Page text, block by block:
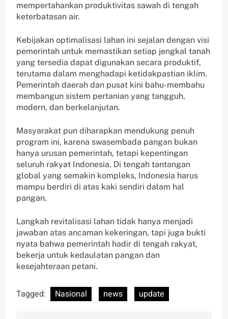
mempertahankan produktivitas sawah di tengah
keterbatasan air.
Kebijakan optimalisasi lahan ini sejalan dengan visi
pemerintah untuk memastikan setiap jengkal tanah
yang tersedia dapat digunakan secara produktif,
terutama dalam menghadapi ketidakpastian iklim.
Pemerintah daerah dan pusat kini bahu-membahu
membangun sistem pertanian yang tangguh,
modern, dan berkelanjutan.
Masyarakat pun diharapkan mendukung penuh
program ini, karena swasembada pangan bukan
hanya urusan pemerintah, tetapi kepentingan
seluruh rakyat Indonesia. Di tengah tantangan
global yang semakin kompleks, Indonesia harus
mampu berdiri di atas kaki sendiri dalam hal
pangan.
Langkah revitalisasi lahan tidak hanya menjadi
jawaban atas ancaman kekeringan, tapi juga bukti
nyata bahwa pemerintah hadir di tengah rakyat,
bekerja untuk kedaulatan pangan dan
kesejahteraan petani.
Tagged: Nasional news update